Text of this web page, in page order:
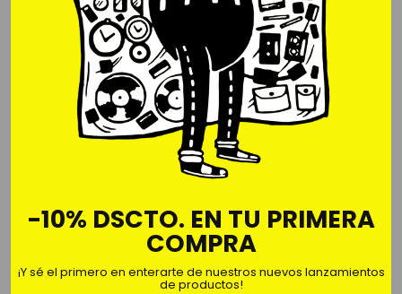
Comprar ahora
Todos los colores DISPONIBLES.
LILA: lavanda
-10% DSCTO. EN TU PRIMERA
COMPRA
¡Y sé el primero en enterarte de nuestros nuevos lanzamientos
de productos!